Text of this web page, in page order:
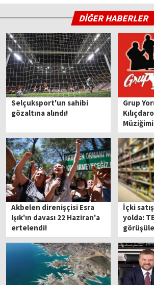
DİĞER HABERLER
Selçuksport'un sahibi
gözaltına alındı!
Grup
izin
Akbelen direnişçisi Esra
Işık'ın davası 22 Haziran'a
ertelendi!
İçki
yolda: